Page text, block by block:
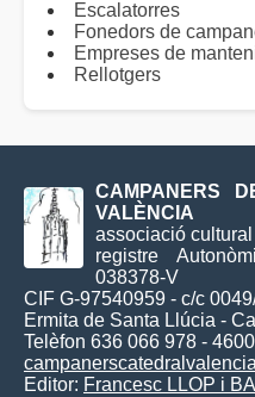
Escalatorres
Fonedors de
Empreses de
Rellotgers
CAMPANERS
VALÈNCIA
associació
registre
038378-V
CIF G-97540959 - c/c
Ermita de Santa Llúcia -
Telèfon 636 066 978 -
Editor: Francesc LLOP i